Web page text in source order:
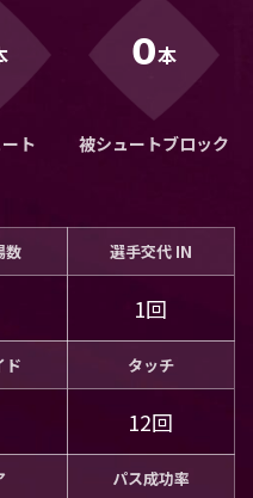
ト
0本
被シュートブロック
数 選手交代 IN
1回
ド タッチ
12回
パス成功率